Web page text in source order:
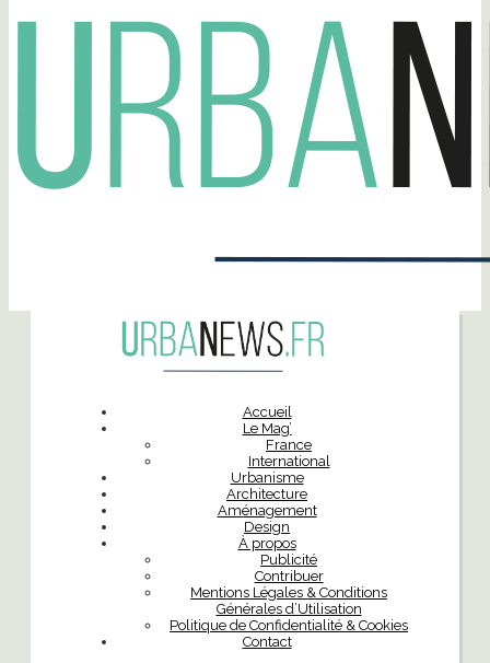
Accueil
Le Mag’
France
International
Urbanisme
Architecture
Aménagement
Design
À propos
Publicité
Contribuer
Mentions Légales & Conditions
Générales d’Utilisation
Politique de Confidentialité & Cookies
Contact